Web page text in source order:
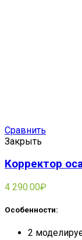
Сравнить
Закрыть
Корректор
4 290.00₽
Особенности:
2